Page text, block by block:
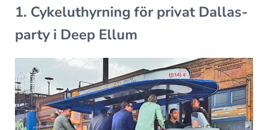
1. Cykeluthyrning för privat Dallas-
party i Deep Ellum